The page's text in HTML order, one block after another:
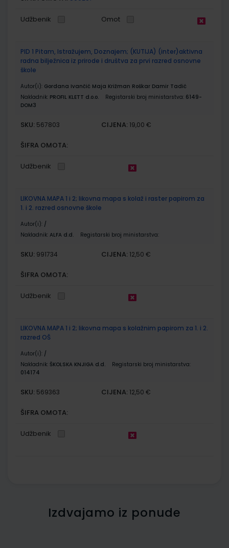
Udžbenik Omot
PID 1 Pitam, Istražujem, Doznajem; (KUTIJA) (inter)aktivna
radna bilježnica iz prirode i društva za prvi razred osnovne
škole
Autor(i): Gordana Ivančić Maja Križman Roškar Damir Tadić
Nakladnik: PROFIL KLETT d.o.o. Registarski broj ministarstva: 6149-
DOM3
SKU: 567803 CIJENA: 19,00 €
ŠIFRA OMOTA:
Udžbenik
LIKOVNA MAPA 1 i 2; likovna mapa s kolaž i raster papirom za
1. i 2. razred osnovne škole
Autor(i): /
Nakladnik: ALFA d.d. Registarski broj ministarstva:
SKU: 991734 CIJENA: 12,50 €
ŠIFRA OMOTA:
Udžbenik
LIKOVNA MAPA 1 i 2; likovna mapa s kolažnim papirom za 1. i 2.
razred OŠ
Autor(i): /
Nakladnik: ŠKOLSKA KNJIGA d.d.
Registarski broj ministarstva:
014174
SKU: 569363 CIJENA: 12,50 €
ŠIFRA OMOTA:
Udžbenik
Izdvajamo iz ponude